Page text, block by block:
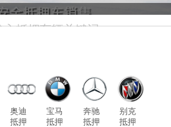
奥迪
抵押
宝马
抵押
奔驰
抵押
别克
抵押